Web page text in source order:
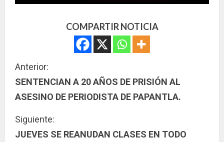
COMPARTIR NOTICIA
S
i
g
u
Anterior:
SENTENCIAN A 20 AÑOS DE PRISIÓN AL
ASESINO DE PERIODISTA DE PAPANTLA.
Siguiente:
JUEVES SE REANUDAN CLASES EN TODO